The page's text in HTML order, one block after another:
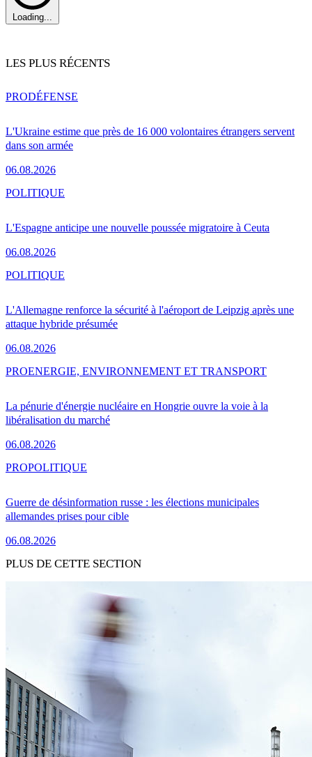
Loading...
LES PLUS RÉCENTS
L'Ukraine estime que près de 16 000 volontaires étrangers servent
dans son armée
06.08.2026
PRODÉFENSE
L'Espagne anticipe une nouvelle poussée migratoire à Ceuta
06.08.2026
POLITIQUE
L'Allemagne renforce la sécurité à l'aéroport de Leipzig après une
attaque hybride présumée
06.08.2026
POLITIQUE
La pénurie d'énergie nucléaire en Hongrie ouvre la voie à la
libéralisation du marché
06.08.2026
PROENERGIE, ENVIRONNEMENT ET TRANSPORT
Guerre de désinformation russe : les élections municipales
allemandes prises pour cible
06.08.2026
PROPOLITIQUE
PLUS DE CETTE SECTION